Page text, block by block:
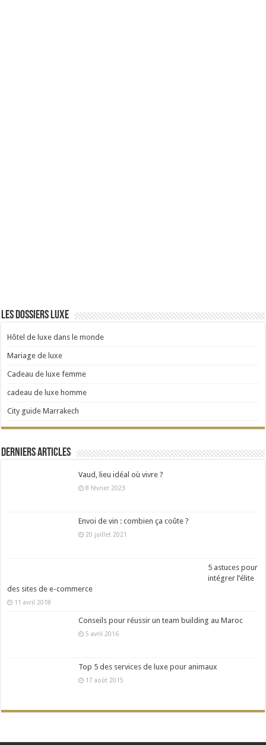
Les dossiers Luxe
Hôtel de luxe dans le monde
Mariage de luxe
Cadeau de luxe femme
cadeau de luxe homme
City guide Marrakech
Derniers articles
Vaud, lieu idéal où vivre ?
8 février 2023
Envoi de vin : combien ça coûte ?
20 juillet 2021
5 astuces pour
intégrer l’élite
des sites de e-commerce
11 avril 2018
Conseils pour réussir un team building au Maroc
5 avril 2016
Top 5 des services de luxe pour animaux
17 août 2015